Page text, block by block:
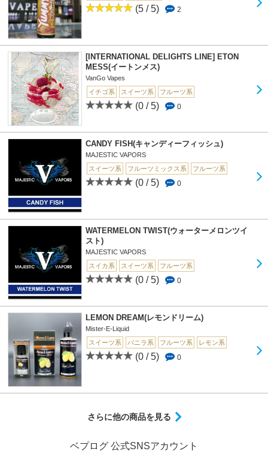
(5 / 5) 2
[INTERNATIONAL DELIGHTS LINE] ETON
MESS(イートンメス)
VanGo Vapes
イチゴ系
スイーツ系 フルーツ系
(0 / 5) 0
CANDY FISH(キャンディーフィッシュ)
MAJESTIC VAPORS
スイーツ系
フルーツミックス系 フルーツ系
(0 / 5) 0
WATERMELON TWIST(ウォーターメロンツイ
スト)
MAJESTIC VAPORS
スイカ系
スイーツ系 フルーツ系
(0 / 5) 0
LEMON DREAM(レモンドリーム)
Mister-E-Liquid
スイーツ系
バニラ系 フルーツ系 レモン系
(0 / 5) 0
さらに他の商品を見る
ベプログ 公式SNSアカウント